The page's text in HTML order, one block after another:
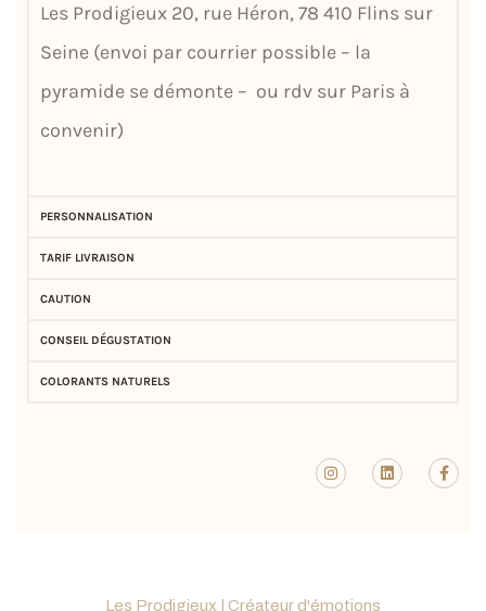
Les Prodigieux 20, rue Héron, 78 410 Flins sur
Seine (envoi par courrier possible – la
pyramide se démonte – ou rdv sur Paris à
convenir)
PERSONNALISATION
TARIF LIVRAISON
CAUTION
CONSEIL DÉGUSTATION
COLORANTS NATURELS
Les Prodigieux | Créateur d'émotions